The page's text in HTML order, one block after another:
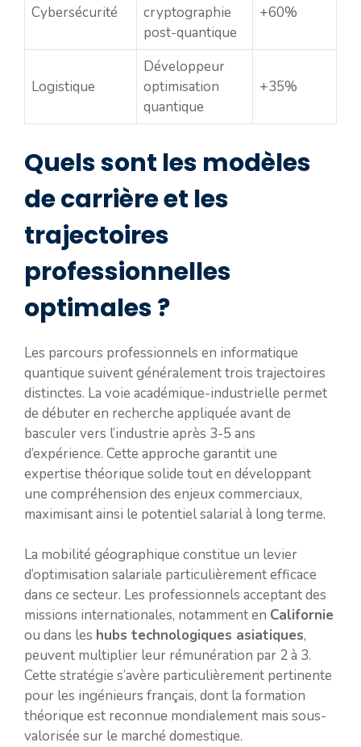
Cybersécurité
cryptographie
post-quantique
+60%
Logistique
Développeur
optimisation
quantique
+35%
Quels sont les modèles
de carrière et les
trajectoires
professionnelles
optimales ?
Les parcours professionnels en informatique
quantique suivent généralement trois trajectoires
distinctes. La voie académique-industrielle permet
de débuter en recherche appliquée avant de
basculer vers l’industrie après 3-5 ans
d’expérience. Cette approche garantit une
expertise théorique solide tout en développant
une compréhension des enjeux commerciaux,
maximisant ainsi le potentiel salarial à long terme.
La mobilité géographique constitue un levier
d’optimisation salariale particulièrement efficace
dans ce secteur. Les professionnels acceptant des
missions internationales, notamment en Californie
ou dans les hubs technologiques asiatiques,
peuvent multiplier leur rémunération par 2 à 3.
Cette stratégie s’avère particulièrement pertinente
pour les ingénieurs français, dont la formation
théorique est reconnue mondialement mais sous-
valorisée sur le marché domestique.